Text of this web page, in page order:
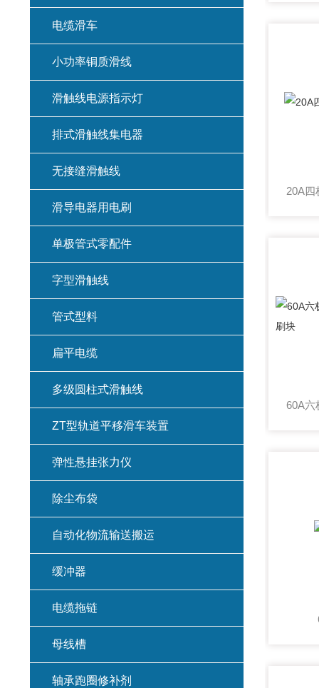
电缆滑车
小功率铜质滑线
滑触线电源指示灯
排式滑触线集电器
无接缝滑触线
滑导电器用电刷
单极管式零配件
字型滑触线
管式型料
扁平电缆
多级圆柱式滑触线
ZT型轨道平移滑车装置
弹性悬挂张力仪
除尘布袋
自动化物流输送搬运
缓冲器
电缆拖链
母线槽
轴承跑圈修补剂